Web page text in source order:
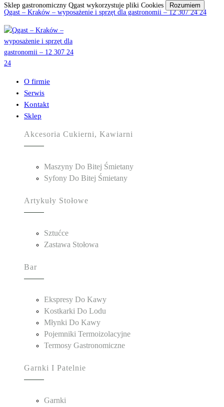
Qgast – Kraków – wyposażenie i sprzęt dla gastronomii – 12 307 24 24
O firmie
Serwis
Kontakt
Sklep
Akcesoria Cukierni, Kawiarni
Maszyny Do Bitej Śmietany
Syfony Do Bitej Śmietany
Artykuły Stołowe
Sztućce
Zastawa Stołowa
Bar
Ekspresy Do Kawy
Kostkarki Do Lodu
Młynki Do Kawy
Pojemniki Termoizolacyjne
Termosy Gastronomiczne
Garnki I Patelnie
Garnki
Sklep gastronomiczny Qgast wykorzystuje pliki Cookies Rozumiem